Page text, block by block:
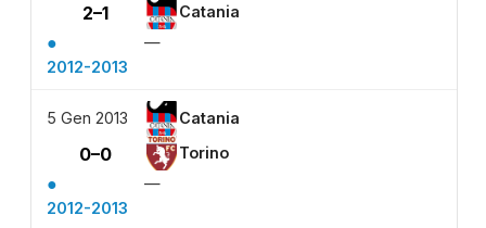
2–1 Catania
●
—
2012-2013
5 Gen 2013 Catania
0–0 Torino
●
—
2012-2013